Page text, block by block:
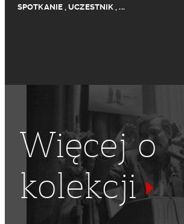
SPOTKANIE,UCZESTNIK ,...
NIEZALEŻNY SAMORZĄDNY ZWIĄZEK
OPOZYCJONIŚCI
Więcej o
kolekcji